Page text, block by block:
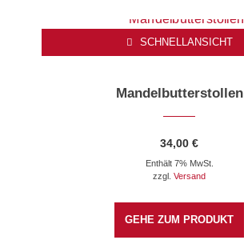
SCHNELLANSICHT
Mandelbutterstollen
34,00€
Enthält 7% MwSt.
zzgl.Versand
GEHE ZUM PRODUKT